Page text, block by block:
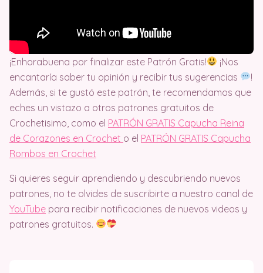
¡Enhorabuena por finalizar este Patrón Gratis!
¡Nos
encantaría saber tu opinión y recibir tus sugerencias
!
Además, si te gustó este patrón, te recomendamos que
eches un vistazo a otros patrones gratuitos de
Crochetisimo, como el PATRÓN GRATIS Capucha Reina
de Corazones en Crochet o el PATRÓN GRATIS Capucha
Rombos en Crochet
Si quieres seguir aprendiendo y descubriendo nuevos
patrones, no te olvides de suscribirte a nuestro canal de
YouTube para recibir notificaciones de nuevos videos y
patrones gratuitos.